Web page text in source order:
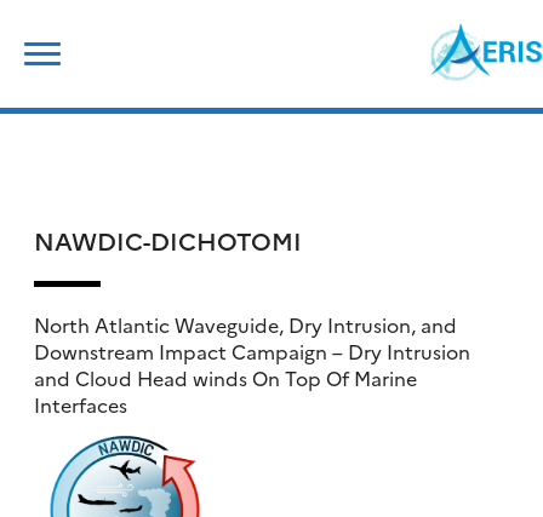
content
NAWDIC-DICHOTOMI
North Atlantic Waveguide, Dry Intrusion, and
Downstream Impact Campaign – Dry Intrusion
and Cloud Head winds On Top Of Marine
Interfaces